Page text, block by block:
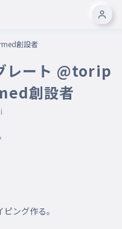
創設者
レート @torip
創設者
ング作る。